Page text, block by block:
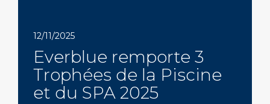
12/11/2025
Everblue remporte 3
Trophées de la Piscine
et du SPA 2025